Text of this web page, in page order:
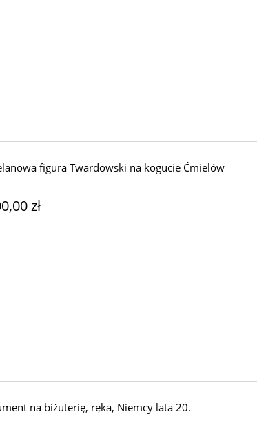
figura Twardowski na kogucie Ćmielów
zł
na biżuterię, ręka, Niemcy lata 20.